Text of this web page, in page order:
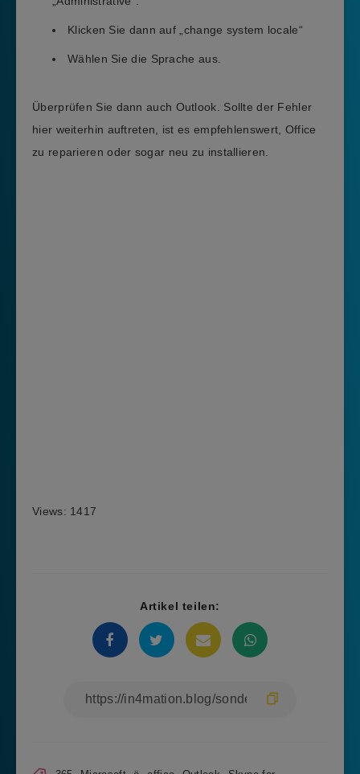
Klicken Sie dann auf „change system locale“
Wählen Sie die Sprache aus.
Überprüfen Sie dann auch Outlook. Sollte der Fehler
hier weiterhin auftreten, ist es empfehlenswert, Office
zu reparieren oder sogar neu zu installieren.
Views: 1417
Artikel teilen: